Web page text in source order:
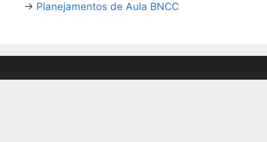
→ Planejamentos de Aula BNCC